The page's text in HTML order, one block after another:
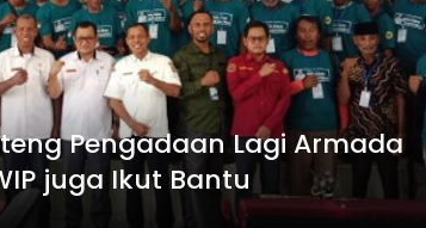
Pengadaan Lagi Armada
juga Ikut Bantu